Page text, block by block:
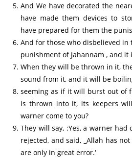
And We have decorated the
have made them devices to
have prepared for them the
And for those who disbelieved
punishment of Jahannam , and it
When they will be thrown in it,
sound from it, and it will be
seeming as if it will burst out of
is thrown into it, its keepers
warner come to you?
They will say, :Yes, a warner had
rejected, and said, _Allah has
are only in great error.‘